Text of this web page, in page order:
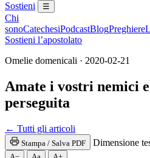
Sostieni ☰
Chi
sonoCatechesiPodcastBlogPreghiere
Sostieni l’apostolato
Omelie domenicali · 2020-02-21
Amate i vostri nemici
perseguita
← Tutti gli articoli
Stampa / Salva PDF Dimensione